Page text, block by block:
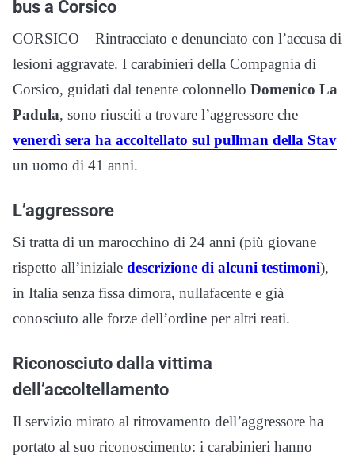
bus a Corsico
CORSICO – Rintracciato e denunciato con l’accusa di
lesioni aggravate. I carabinieri della Compagnia di
Corsico, guidati dal tenente colonnello Domenico La
Padula, sono riusciti a trovare l’aggressore che
venerdì sera ha accoltellato sul pullman della Stav
un uomo di 41 anni.
L’aggressore
Si tratta di un marocchino di 24 anni (più giovane
rispetto all’iniziale descrizione di alcuni testimoni),
in Italia senza fissa dimora, nullafacente e già
conosciuto alle forze dell’ordine per altri reati.
Riconosciuto dalla vittima
dell’accoltellamento
Il servizio mirato al ritrovamento dell’aggressore ha
portato al suo riconoscimento: i carabinieri hanno